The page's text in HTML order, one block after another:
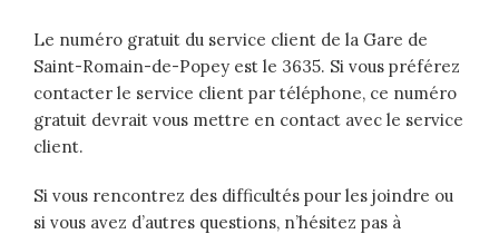
Le numéro gratuit du service client de la Gare de
Saint-Romain-de-Popey est le 3635. Si vous préférez
contacter le service client par téléphone, ce numéro
gratuit devrait vous mettre en contact avec le service
client.
Si vous rencontrez des difficultés pour les joindre ou
si vous avez d’autres questions, n’hésitez pas à